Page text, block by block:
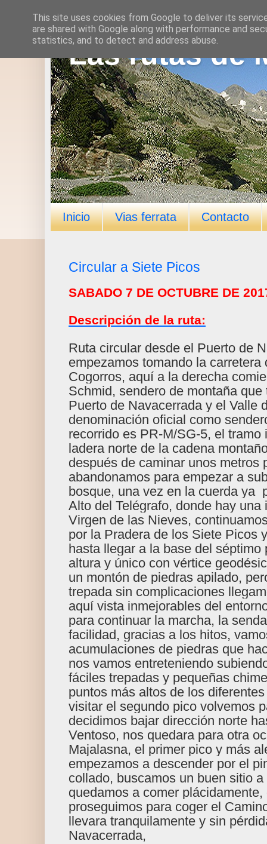
Las rutas de
Inicio Vias ferrata Contacto
Circular a Siete Picos
SABADO 7 DE OCTUBRE DE
Descripción de la ruta:
Ruta circular desde el Puerto de
empezamos tomando la
Cogorros, aquí a la derecha
Schmid, sendero de montaña
Puerto de Navacerrada y el Valle
denominación oficial como
recorrido es PR-M/SG-5, el tramo
ladera norte de la cadena
después de caminar unos metros
abandonamos para empezar a
bosque, una vez en la cuerda ya
Alto del Telégrafo, donde hay
Virgen de las Nieves,
por la Pradera de los Siete Picos
hasta llegar a la base del séptimo
altura y único con vértice
un montón de piedras apilado,
trepada sin complicaciones
aquí vista inmejorables del
para continuar la marcha, la
facilidad, gracias a los hitos,
acumulaciones de piedras que
nos vamos entreteniendo
fáciles trepadas y pequeñas
puntos más altos de los
visitar el segundo pico volvemos
decidimos bajar dirección norte
Ventoso, nos quedara para otra
Majalasna, el primer pico y más
empezamos a descender por el
collado, buscamos un buen sitio
quedamos a comer
proseguimos para coger el
llevara tranquilamente y sin
Navacerrada,
This site uses cookies from Google to deliver its
are shared with Google along with performance and
statistics, and to detect and address abuse.